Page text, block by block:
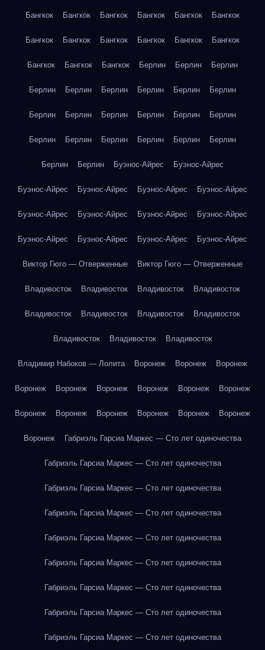
Бангкок Бангкок Бангкок Бангкок Бангкок Бангкок
Бангкок Бангкок Бангкок Бангкок Бангкок Бангкок
Бангкок Бангкок Бангкок Берлин Берлин Берлин
Берлин Берлин Берлин Берлин Берлин Берлин
Берлин Берлин Берлин Берлин Берлин Берлин
Берлин Берлин Берлин Берлин Берлин Берлин
Берлин Берлин Буэнос-Айрес Буэнос-Айрес
Буэнос-Айрес Буэнос-Айрес Буэнос-Айрес Буэнос-Айрес
Буэнос-Айрес Буэнос-Айрес Буэнос-Айрес Буэнос-Айрес
Буэнос-Айрес Буэнос-Айрес Буэнос-Айрес Буэнос-Айрес
Виктор Гюго — Отверженные Виктор Гюго — Отверженные
Владивосток Владивосток Владивосток Владивосток
Владивосток Владивосток Владивосток Владивосток
Владивосток Владивосток Владивосток
Владимир Набоков — Лолита Воронеж Воронеж Воронеж
Воронеж Воронеж Воронеж Воронеж Воронеж Воронеж
Воронеж Воронеж Воронеж Воронеж Воронеж Воронеж
Воронеж Габриэль Гарсиа Маркес — Сто лет одиночества
Габриэль Гарсиа Маркес — Сто лет одиночества
Габриэль Гарсиа Маркес — Сто лет одиночества
Габриэль Гарсиа Маркес — Сто лет одиночества
Габриэль Гарсиа Маркес — Сто лет одиночества
Габриэль Гарсиа Маркес — Сто лет одиночества
Габриэль Гарсиа Маркес — Сто лет одиночества
Габриэль Гарсиа Маркес — Сто лет одиночества
Габриэль Гарсиа Маркес — Сто лет одиночества